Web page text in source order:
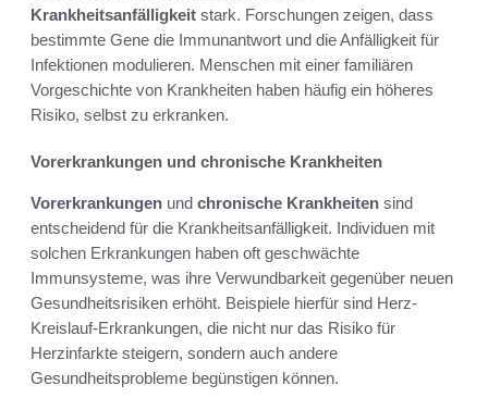
Krankheitsanfälligkeit stark. Forschungen zeigen, dass
bestimmte Gene die Immunantwort und die Anfälligkeit für
Infektionen modulieren. Menschen mit einer familiären
Vorgeschichte von Krankheiten haben häufig ein höheres
Risiko, selbst zu erkranken.
Vorerkrankungen und chronische Krankheiten
Vorerkrankungen und chronische Krankheiten sind
entscheidend für die Krankheitsanfälligkeit. Individuen mit
solchen Erkrankungen haben oft geschwächte
Immunsysteme, was ihre Verwundbarkeit gegenüber neuen
Gesundheitsrisiken erhöht. Beispiele hierfür sind Herz-
Kreislauf-Erkrankungen, die nicht nur das Risiko für
Herzinfarkte steigern, sondern auch andere
Gesundheitsprobleme begünstigen können.